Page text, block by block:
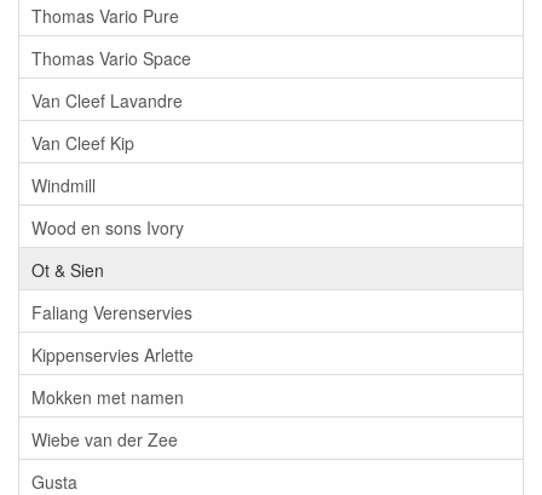
Thomas Vario Pure
Thomas Vario Space
Van Cleef Lavandre
Van Cleef Kip
Windmill
Wood en sons Ivory
Ot & Sien
Faliang Verenservies
Kippenservies Arlette
Mokken met namen
Wiebe van der Zee
Gusta